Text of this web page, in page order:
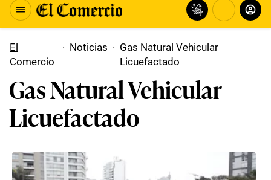
El
Comercio
· Noticias · Gas Natural Vehicular
Licuefactado
Gas Natural Vehicular
Licuefactado